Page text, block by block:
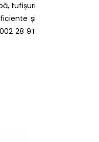
tufișuri
și
28 9T